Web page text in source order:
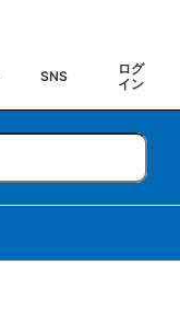
SNS
ログ
イン